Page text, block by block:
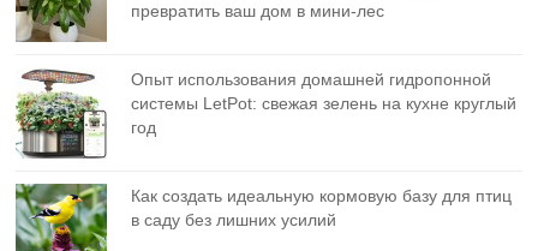
превратить ваш дом в мини-лес
Опыт использования домашней гидропонной
системы LetPot: свежая зелень на кухне круглый
год
Как создать идеальную кормовую базу для птиц
в саду без лишних усилий